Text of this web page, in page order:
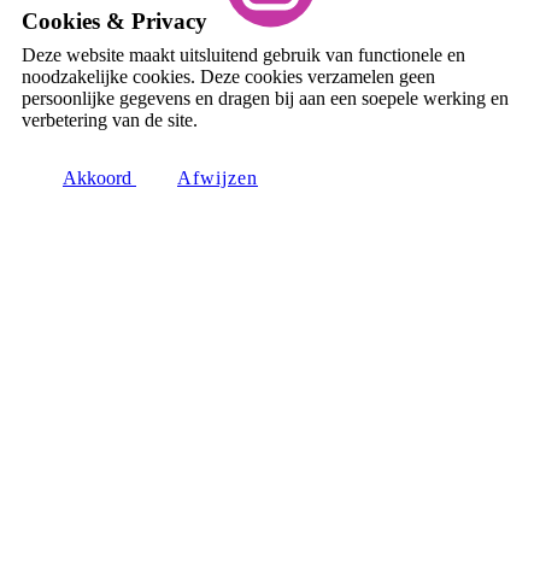
Cookies & Privacy
Deze website maakt uitsluitend gebruik van functionele en
noodzakelijke cookies. Deze cookies verzamelen geen
persoonlijke gegevens en dragen bij aan een soepele werking en
verbetering van de site.
Akkoord Afwijzen